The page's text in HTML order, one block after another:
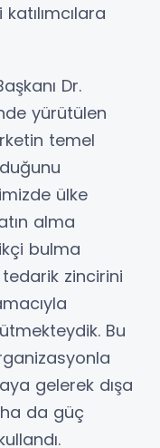
Dr.
yürütülen
temel
ülke
alma
bulma
zincirini
Bu
gelerek dışa
da güç